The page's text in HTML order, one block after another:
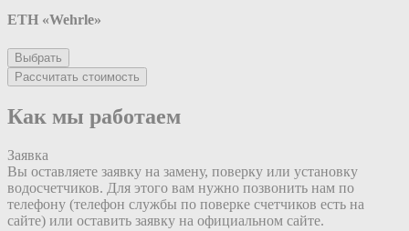
ETH «Wehrle»
Выбрать
Рассчитать стоимость
Как мы работаем
Заявка
Вы оставляете заявку на замену, поверку или установку
водосчетчиков. Для этого вам нужно позвонить нам по
телефону (телефон службы по поверке счетчиков есть на
сайте) или оставить заявку на официальном сайте.